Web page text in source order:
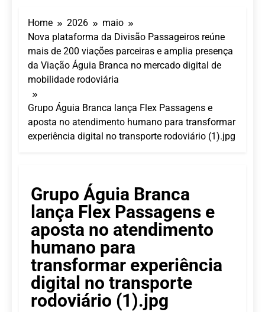
nos aeroportos da
Região Sul
7 De Agosto De 2026
Hotel Premium
Campinas fortalece
atuação nos segmentos
de lazer e corporativo
7 De Agosto De 2026
Executivo com carreira
Balanger assume
comando do Wyndham
São Paulo Ibirapuera
5 De Agosto De 2026
LATAM anuncia 42
rotas na primeira fase
de operação do
5 De Agosto De 2026
em dezembro
Home 2026
maio
Nova plataforma da Divisão Passageiros reúne
mais de 200 viações parceiras e amplia presença
da Viação Águia Branca no mercado digital de
mobilidade rodoviária
Grupo Águia Branca lança Flex Passagens e
aposta no atendimento humano para transformar
experiência digital no transporte rodoviário (1).jpg
Grupo Águia Branca
lança Flex Passagens e
aposta no atendimento
humano para
transformar experiência
digital no transporte
rodoviário (1).jpg